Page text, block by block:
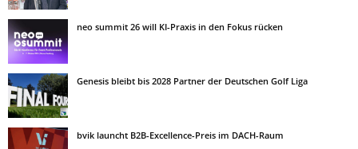
neo summit 26 will KI-Praxis in den Fokus rücken
Genesis bleibt bis 2028 Partner der Deutschen Golf Liga
bvik launcht B2B-Excellence-Preis im DACH-Raum